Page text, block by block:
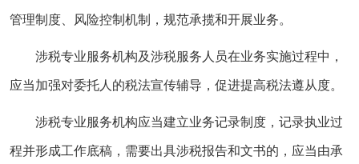
管理制度、风险控制机制，规范承揽和开展业务。
涉税专业服务机构及涉税服务人员在业务实施过程中，
应当加强对委托人的税法宣传辅导，促进提高税法遵从度。
涉税专业服务机构应当建立业务记录制度，记录执业过
程并形成工作底稿，需要出具涉税报告和文书的，应当由承